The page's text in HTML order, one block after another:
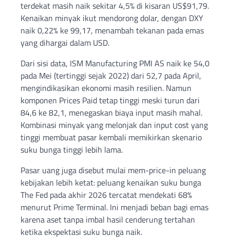
terdekat masih naik sekitar 4,5% di kisaran US$91,79.
Kenaikan minyak ikut mendorong dolar, dengan DXY
naik 0,22% ke 99,17, menambah tekanan pada emas
yang dihargai dalam USD.
Dari sisi data, ISM Manufacturing PMI AS naik ke 54,0
pada Mei (tertinggi sejak 2022) dari 52,7 pada April,
mengindikasikan ekonomi masih resilien. Namun
komponen Prices Paid tetap tinggi meski turun dari
84,6 ke 82,1, menegaskan biaya input masih mahal.
Kombinasi minyak yang melonjak dan input cost yang
tinggi membuat pasar kembali memikirkan skenario
suku bunga tinggi lebih lama.
Pasar uang juga disebut mulai mem-price-in peluang
kebijakan lebih ketat: peluang kenaikan suku bunga
The Fed pada akhir 2026 tercatat mendekati 68%
menurut Prime Terminal. Ini menjadi beban bagi emas
karena aset tanpa imbal hasil cenderung tertahan
ketika ekspektasi suku bunga naik.